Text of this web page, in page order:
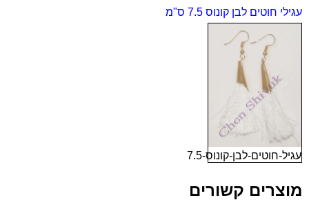
עגילי חוטים לבן קונוס 7.5 ס"מ
עגיל-חוטים-לבן-קונוס-7.5
מוצרים קשורים